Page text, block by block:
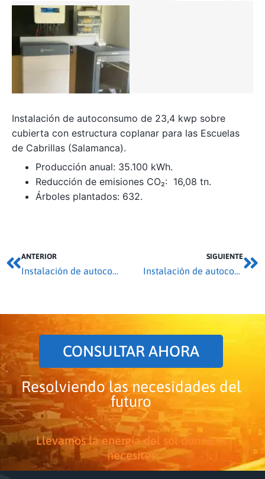
Instalación de autoconsumo de 23,4 kwp sobre
cubierta con estructura coplanar para las Escuelas
de Cabrillas (Salamanca).
Producción anual: 35.100 kWh.
Reducción de emisiones CO₂: 16,08 tn.
Árboles plantados: 632.
ANTERIOR SIGUIENTE
CONSULTAR AHORA
Resolviendo las necesidades del
futuro
Llevamos la energía del sol donde la
necesites